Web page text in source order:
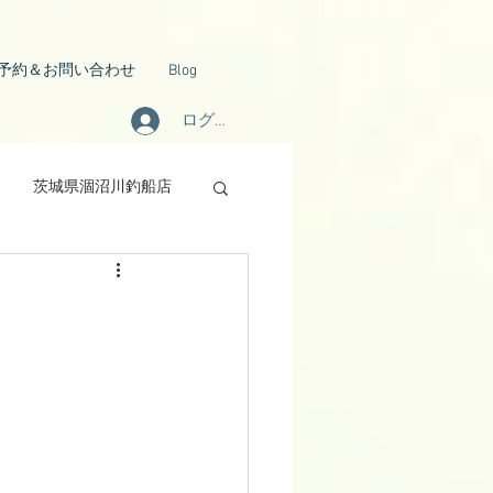
約＆お問い合わせ Blog
ログイン
茨城県涸沼川釣船店